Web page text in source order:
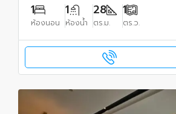
1
ห้องนอน
1
ห้องน้ำ
28
ตร.ม.
1
ตร.ว.